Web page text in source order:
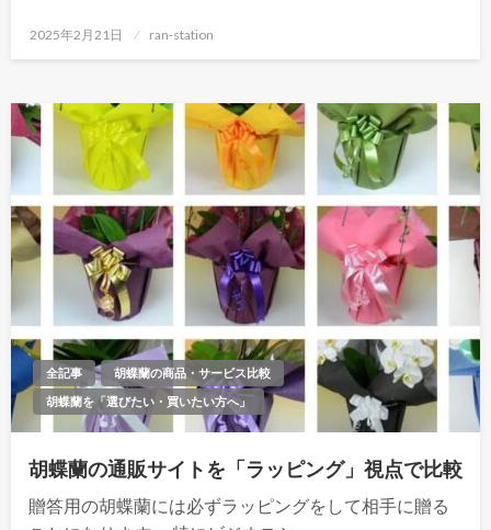
投
日:
2025年2月21日 ran-station
全記事
胡蝶蘭の商品・サービス比較
胡蝶蘭を「選びたい・買いたい方へ」
胡蝶蘭の通販サイトを「ラッピング」視点で比較
贈答用の胡蝶蘭には必ずラッピングをして相手に贈る